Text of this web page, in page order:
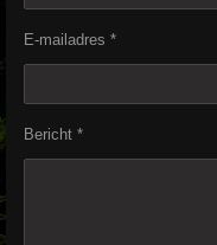
E-mailadres *
Bericht *